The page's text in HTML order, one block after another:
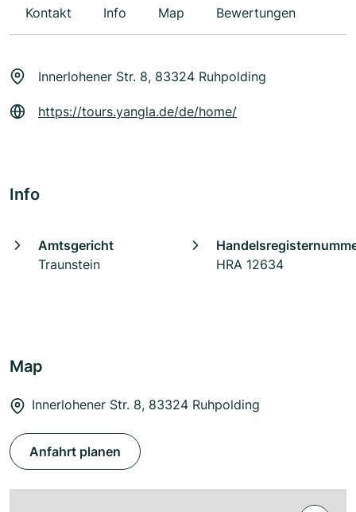
Kontakt Info Map Bewertungen
Innerlohener Str. 8, 83324 Ruhpolding
https://tours.yangla.de/de/home/
Info
Amtsgericht
Traunstein
HRA 12634
Map
Innerlohener Str. 8, 83324 Ruhpolding
Anfahrt planen